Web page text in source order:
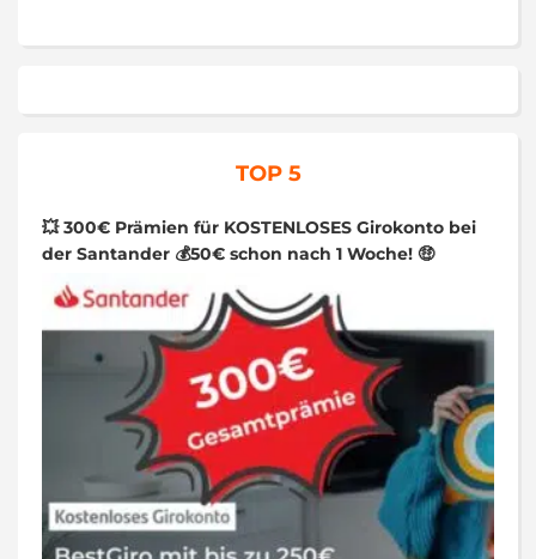
TOP 5
💥 300€ Prämien für KOSTENLOSES Girokonto bei
der Santander 💰50€ schon nach 1 Woche! 🤑